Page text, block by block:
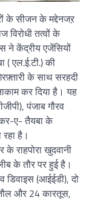
के सीजन के मद्देनजऱ
विरोधी तत्वों के
ने केंद्रीय एजेंसियों
एल.ई.टी.) की
के साथ सरहदी
कर दिया है। यह
पंजाब गौरव
ए- तैयबा के
है।
के राहपोरा खुदवानी
के तौर पर हुई है।
डिवाइस (आईईडी), दो
और 24 कारतूस,